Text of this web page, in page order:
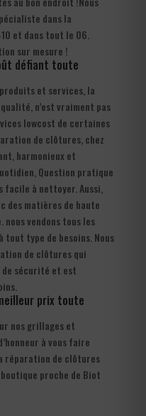
dans la
et dans tout le 06.
sur mesure !
défiant toute
produits et services, la
n’est vraiment pas
lowcost de certaines
de clôtures, chez
harmonieux et
Question pratique
à nettoyer. Aussi,
des matières de haute
vendons tous les
type de besoins. Nous
de clôtures qui
sécurité et est
prix toute
nos grillages et
à vous faire
réparation de clôtures
proche de Biot